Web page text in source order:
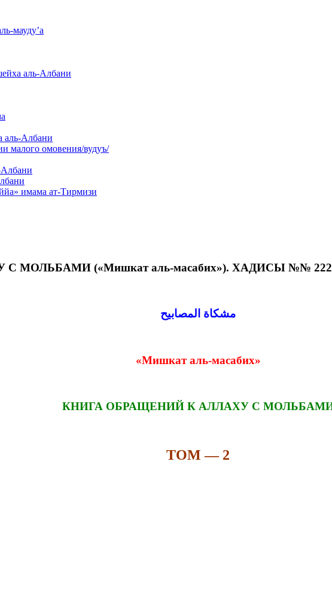
мауду’а
аль-Албани
аль-Албани
малого омовения/вудуъ/
Албани
имама ат-Тирмизи
МОЛЬБАМИ («Мишкат аль-масабих»). ХАДИСЫ №№
مشكاة المصابيح
«Мишкат аль-масабих»
КНИГА ОБРАЩЕНИЙ К АЛЛАХУ С
ТОМ — 2